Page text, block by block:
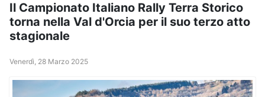
Il Campionato Italiano Rally Terra Storico
torna nella Val d'Orcia per il suo terzo atto
stagionale
Venerdì, 28 Marzo 2025